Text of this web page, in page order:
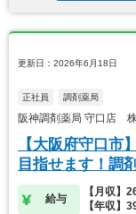
更新日：2026年6月18日
正社員 調剤薬局
阪神調剤薬局 守口店
【大阪府守口市
目指せます！調
給与
【月収】
【年収】